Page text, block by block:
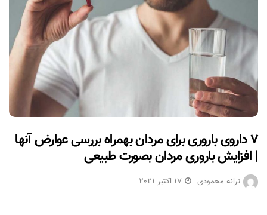
۷ داروی باروری برای مردان بهمراه بررسی عوارض آنها
| افزایش باروری مردان بصورت طبیعی
ترانه محمودی 17 اکتبر 2021